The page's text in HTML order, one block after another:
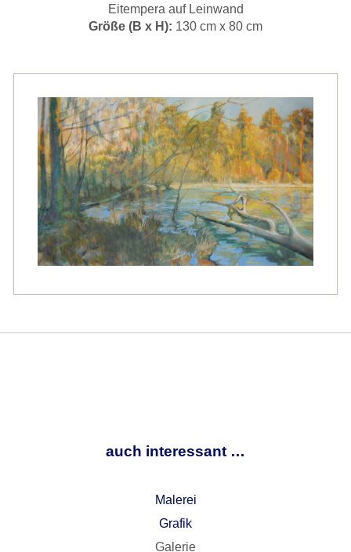
Eitempera auf Leinwand
Größe (B x H): 130 cm x 80 cm
auch interessant …
Malerei
Grafik
Galerie